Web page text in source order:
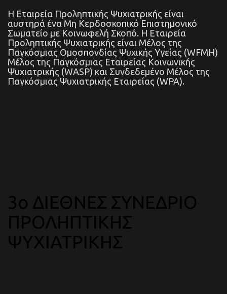
Η Εταιρεία Προληπτικής Ψυχιατρικής είναι
αυστηρά ένα Μη Κερδοσκοπικό Επιστημονικό
Σωματείο με Κοινωφελή Σκοπό. Η Εταιρεία
Προληπτικής Ψυχιατρικής είναι Μέλος της
Παγκόσμιας Ομοσπονδίας Ψυχικής Υγείας (WFMH)
Μέλος της Παγκόσμιας Εταιρείας Κοινωνικής
Ψυχιατρικής (WASP) και Συνδεδεμένο Μέλος της
Παγκόσμιας Ψυχιατρικής Εταιρείας (WPA).
3ο ΔΙΕΘΝΕΣ ΣΥΝΕΔΡΙΟ
ΠΡΟΛΗΠΤΙΚΗΣ
ΨΥΧΙΑΤΡΙΚΗΣ